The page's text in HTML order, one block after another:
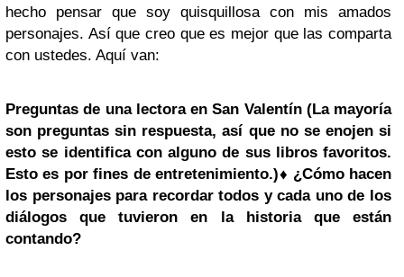
hecho pensar que soy quisquillosa con mis amados
personajes. Así que creo que es mejor que las comparta
con ustedes. Aquí van:
Preguntas de una lectora en San Valentín (La mayoría
son preguntas sin respuesta, así que no se enojen si
esto se identifica con alguno de sus libros favoritos.
Esto es por fines de entretenimiento.)♦ ¿Cómo hacen
los personajes para recordar todos y cada uno de los
diálogos que tuvieron en la historia que están
contando?